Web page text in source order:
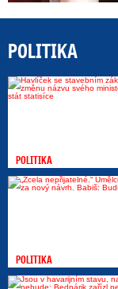
POLITIKA
POLITIKA
POLITIKA